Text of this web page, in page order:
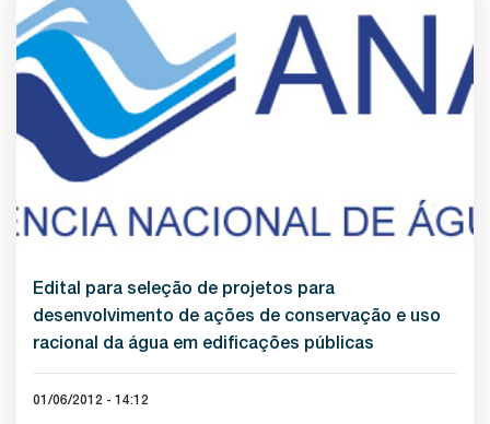
Edital para seleção de projetos para
desenvolvimento de ações de conservação e uso
racional da água em edificações públicas
01/06/2012 - 14:12